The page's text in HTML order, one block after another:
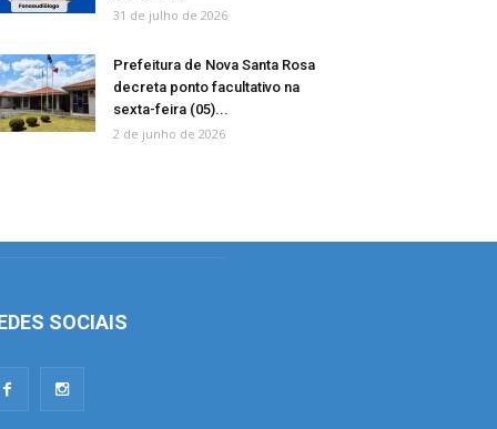
31 de julho de 2026
Prefeitura de Nova Santa Rosa
decreta ponto facultativo na
sexta-feira (05)...
2 de junho de 2026
SOCIAIS